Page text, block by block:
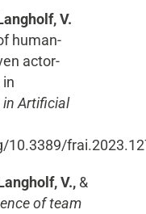
V.
human-
actor-
in Artificial
10.3389/
Langholf, V., &
of team